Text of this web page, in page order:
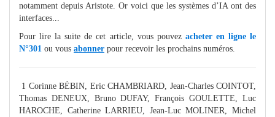
notamment depuis Aristote. Or voici que les systèmes d’IA ont des
interfaces...
Pour lire la suite de cet article, vous pouvez acheter en ligne le
N°301 ou vous abonner pour recevoir les prochains numéros.
1 Corinne BÉBIN, Eric CHAMBRIARD, Jean-Charles COINTOT,
Thomas DENEUX, Bruno DUFAY, François GOULETTE, Luc
HAROCHE, Catherine LARRIEU, Jean-Luc MOLINER, Michel